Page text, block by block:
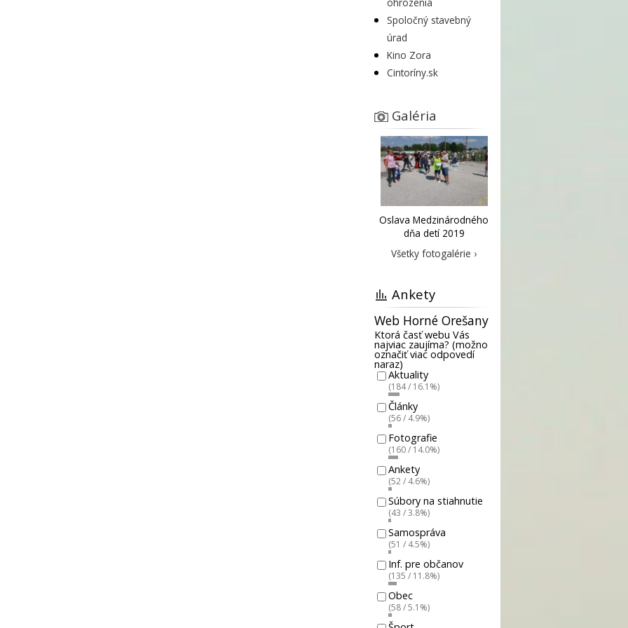
Spoločný stavebný
úrad
Kino Zora
Cintoríny.sk
Galéria
Oslava Medzinárodného
dňa detí 2019
Všetky fotogalérie ›
Ankety
Web Horné Orešany
Ktorá časť webu Vás
najviac zaujíma? (možno
označiť viac odpovedí
naraz)
Aktuality
(184 / 16.1%)
Články
(56 / 4.9%)
Fotografie
(160 / 14.0%)
Ankety
(52 / 4.6%)
Súbory na stiahnutie
(43 / 3.8%)
Samospráva
(51 / 4.5%)
Inf. pre občanov
(135 / 11.8%)
Obec
(58 / 5.1%)